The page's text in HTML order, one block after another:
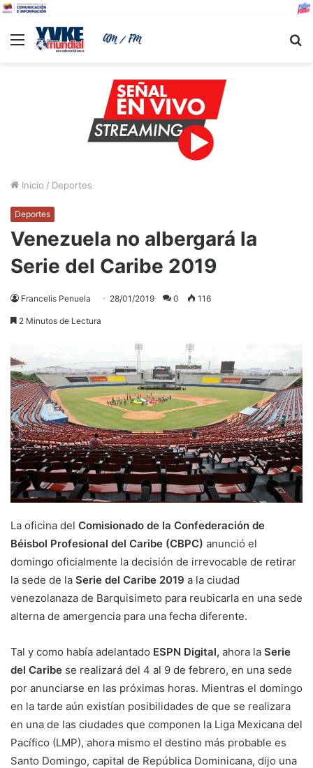
Menu
Inicio / Deportes
Deportes
Venezuela no albergará la
Serie del Caribe 2019
Francelis Penuela 28/01/2019 0 116
2 Minutos de Lectura
La oficina del Comisionado de la Confederación de
Béisbol Profesional del Caribe (CBPC) anunció el
domingo oficialmente la decisión de irrevocable de retirar
la sede de la Serie del Caribe 2019 a la ciudad
venezolanaza de Barquisimeto para reubicarla en una sede
alterna de amergencia para una fecha diferente.
Tal y como había adelantado ESPN Digital, ahora la Serie
del Caribe se realizará del 4 al 9 de febrero, en una sede
por anunciarse en las próximas horas. Mientras el domingo
en la tarde aún existían posibilidades de que se realizara
en una de las ciudades que componen la Liga Mexicana del
Pacífico (LMP), ahora mismo el destino más probable es
Santo Domingo, capital de República Dominicana, dijo una